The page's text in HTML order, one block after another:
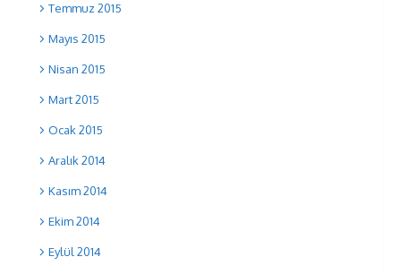
Temmuz 2015
Mayıs 2015
Nisan 2015
Mart 2015
Ocak 2015
Aralık 2014
Kasım 2014
Ekim 2014
Eylül 2014